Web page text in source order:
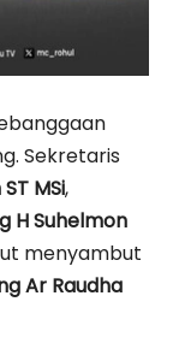
Sekretaris
MSi,
H Suhelmon
menyambut
Ar Raudha